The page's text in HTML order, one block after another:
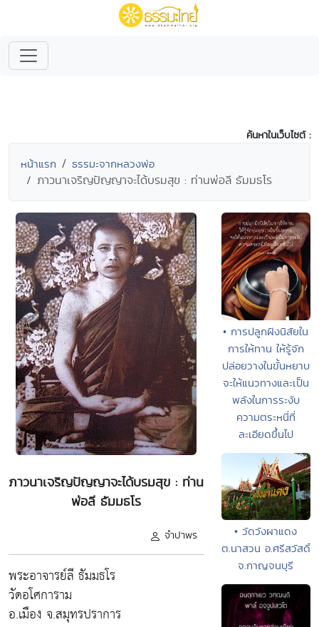
ค้นหาในเว็บไซต์ :
หน้าแรก ธรรมะจากหลวงพ่อ
ภาวนาเจริญปัญญาจะได้บรมสุข : ท่านพ่อลี ธัมมธโร
ภาวนาเจริญปัญญาจะได้บรมสุข : ท่าน
พ่อลี ธัมมธโร
จำปาพร
พระอาจารย์ลี ธัมมธโร
วัดอโศการาม
อ.เมือง จ.สมุทรปราการ
• การปลูกฝังนิสัยใน
การให้ทาน ให้รู้จัก
ปล่อยวางในขั้นหยาบ
จะให้แนวทางและเป็น
พลังในการระงับ
ความตระหนี่ที่
ละเอียดขึ้นไป
• วัดวังผาแดง
ต.นาสวน อ.ศรีสวัสดิ์
จ.กาญจนบุรี